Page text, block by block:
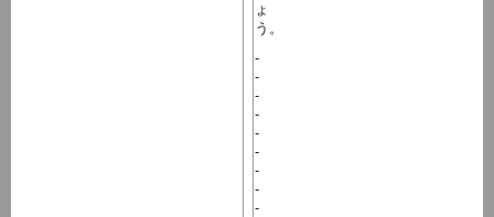
ょ
う。
-
-
-
-
-
-
-
-
-